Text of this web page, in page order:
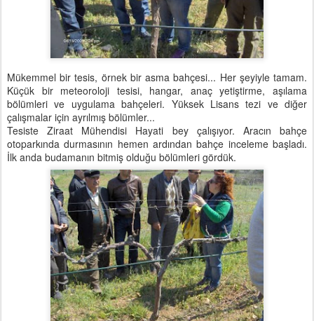
Mükemmel bir tesis, örnek bir asma bahçesi... Her şeyiyle tamam.
Küçük bir meteoroloji tesisi, hangar, anaç yetiştirme, aşılama
bölümleri ve uygulama bahçeleri. Yüksek Lisans tezi ve diğer
çalışmalar için ayrılmış bölümler...
Tesiste Ziraat Mühendisi Hayati bey çalışıyor. Aracın bahçe
otoparkında durmasının hemen ardından bahçe inceleme başladı.
İlk anda budamanın bitmiş olduğu bölümleri gördük.